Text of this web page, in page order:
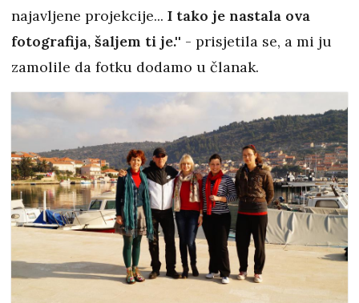
najavljene projekcije... I tako je nastala ova
fotografija, šaljem ti je.'' - prisjetila se, a mi ju
zamolile da fotku dodamo u članak.